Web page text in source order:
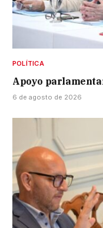
POLÍTICA
Apoyo
6 de agosto de 2026